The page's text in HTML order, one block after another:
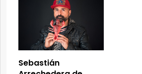
Sebastián